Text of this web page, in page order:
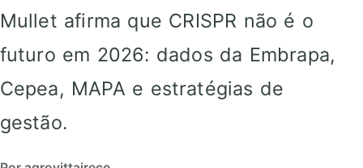
Mullet afirma que CRISPR não é o
futuro em 2026: dados da Embrapa,
Cepea, MAPA e estratégias de
gestão.